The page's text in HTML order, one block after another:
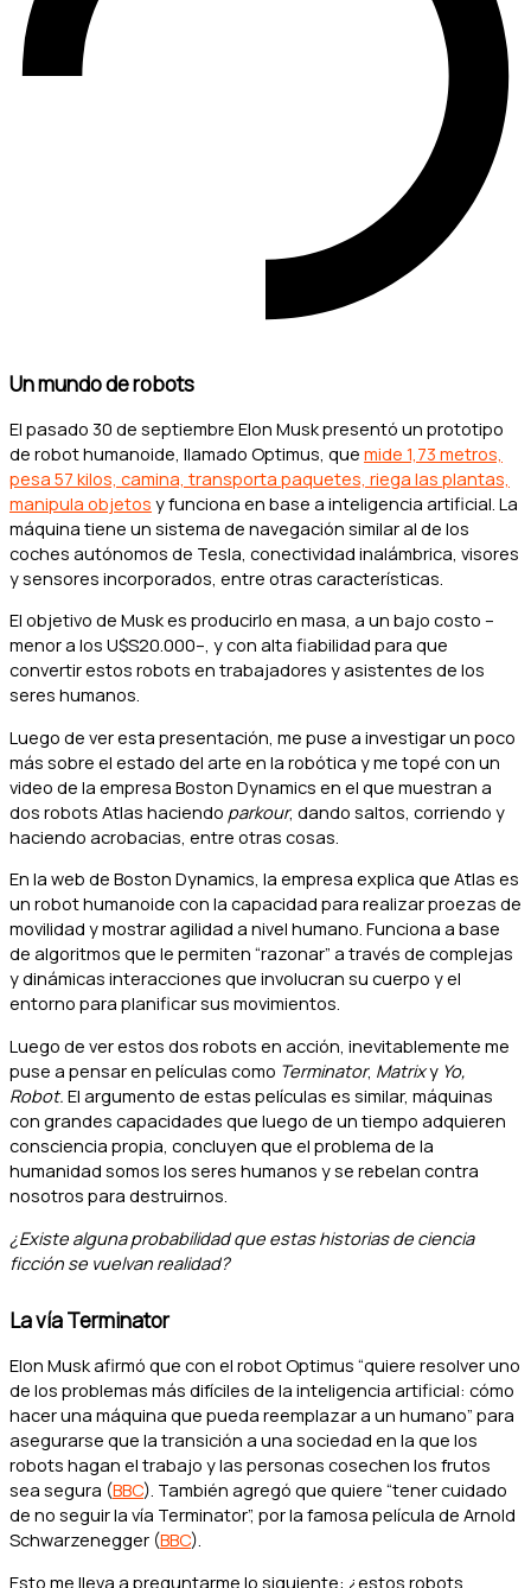
Un mundo de robots
El pasado 30 de septiembre Elon Musk presentó un prototipo
de robot humanoide, llamado Optimus, que mide 1,73 metros,
pesa 57 kilos, camina, transporta paquetes, riega las plantas,
manipula objetos y funciona en base a inteligencia artificial. La
máquina tiene un sistema de navegación similar al de los
coches autónomos de Tesla, conectividad inalámbrica, visores
y sensores incorporados, entre otras características.
El objetivo de Musk es producirlo en masa, a un bajo costo –
menor a los U$S20.000–, y con alta fiabilidad para que
convertir estos robots en trabajadores y asistentes de los
seres humanos.
Luego de ver esta presentación, me puse a investigar un poco
más sobre el estado del arte en la robótica y me topé con un
video de la empresa Boston Dynamics en el que muestran a
dos robots Atlas haciendo parkour, dando saltos, corriendo y
haciendo acrobacias, entre otras cosas.
En la web de Boston Dynamics, la empresa explica que Atlas es
un robot humanoide con la capacidad para realizar proezas de
movilidad y mostrar agilidad a nivel humano. Funciona a base
de algoritmos que le permiten “razonar” a través de complejas
y dinámicas interacciones que involucran su cuerpo y el
entorno para planificar sus movimientos.
Luego de ver estos dos robots en acción, inevitablemente me
puse a pensar en películas como Terminator, Matrixy Yo,
Robot. El argumento de estas películas es similar, máquinas
con grandes capacidades que luego de un tiempo adquieren
consciencia propia, concluyen que el problema de la
humanidad somos los seres humanos y se rebelan contra
nosotros para destruirnos.
¿Existe alguna probabilidad que estas historias de ciencia
ficción se vuelvan realidad?
La vía Terminator
Elon Musk afirmó que con el robot Optimus “quiere resolver uno
de los problemas más difíciles de la inteligencia artificial: cómo
hacer una máquina que pueda reemplazar a un humano” para
asegurarse que la transición a una sociedad en la que los
robots hagan el trabajo y las personas cosechen los frutos
sea segura (BBC). También agregó que quiere “tener cuidado
de no seguir la vía Terminator”, por la famosa película de Arnold
Schwarzenegger (BBC).
Esto me lleva a preguntarme lo siguiente: ¿estos robots